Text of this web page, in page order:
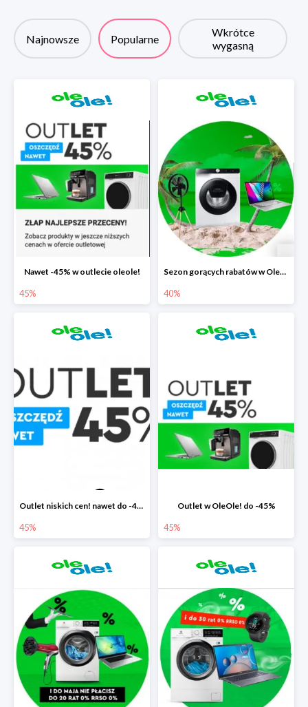
Najnowsze Popularne
Wkrótce
wygasną
Nawet -45% w outlecie oleole!
45%
Sezon gorących rabatów w OleOle! do -40%
40%
Outlet niskich cen! nawet do -45%
45%
Outlet w OleOle! do -45%
45%